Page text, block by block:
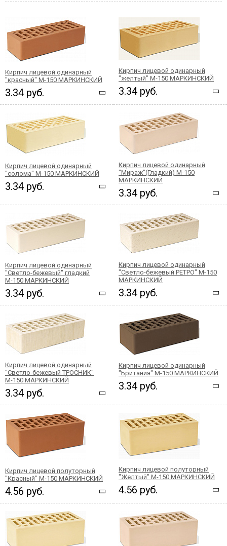
Кирпич лицевой одинарный
"красный" М-150 МАРКИНСКИЙ
3.34 руб.
Кирпич лицевой одинарный
"желтый" М-150 МАРКИНСКИЙ
3.34 руб.
Кирпич лицевой одинарный
"солома" М-150 МАРКИНСКИЙ
3.34 руб.
Кирпич лицевой одинарный
"Мираж"(Гладкий) М-150
МАРКИНСКИЙ
3.34 руб.
Кирпич лицевой одинарный
"Светло-бежевый" гладкий
М-150 МАРКИНСКИЙ
3.34 руб.
Кирпич лицевой одинарный
"Светло-бежевый РЕТРО" М-150
МАРКИНСКИЙ
3.34 руб.
Кирпич лицевой одинарный
"Светло-бежевый ТРОСНИК"
М-150 МАРКИНСКИЙ
3.34 руб.
Кирпич лицевой одинарный
"Британия" М-150 МАРКИНСКИЙ
3.34 руб.
Кирпич лицевой полуторный
"Красный" М-150 МАРКИНСКИЙ
4.56 руб.
Кирпич лицевой полуторный
"Желтый" М-150 МАРКИНСКИЙ
4.56 руб.